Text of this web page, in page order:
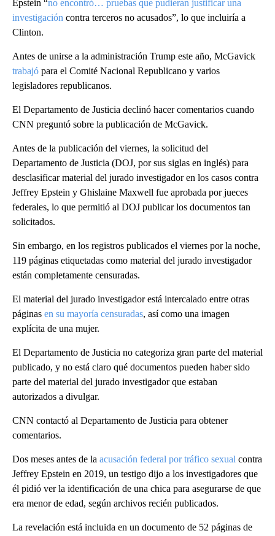
Epstein “no encontró… pruebas que pudieran justificar una
investigación contra terceros no acusados”, lo que incluiría a
Clinton.
Antes de unirse a la administración Trump este año, McGavick
trabajó para el Comité Nacional Republicano y varios
legisladores republicanos.
El Departamento de Justicia declinó hacer comentarios cuando
CNN preguntó sobre la publicación de McGavick.
Antes de la publicación del viernes, la solicitud del
Departamento de Justicia (DOJ, por sus siglas en inglés) para
desclasificar material del jurado investigador en los casos contra
Jeffrey Epstein y Ghislaine Maxwell fue aprobada por jueces
federales, lo que permitió al DOJ publicar los documentos tan
solicitados.
Sin embargo, en los registros publicados el viernes por la noche,
119 páginas etiquetadas como material del jurado investigador
están completamente censuradas.
El material del jurado investigador está intercalado entre otras
páginas en su mayoría censuradas, así como una imagen
explícita de una mujer.
El Departamento de Justicia no categoriza gran parte del material
publicado, y no está claro qué documentos pueden haber sido
parte del material del jurado investigador que estaban
autorizados a divulgar.
CNN contactó al Departamento de Justicia para obtener
comentarios.
Dos meses antes de la acusación federal por tráfico sexual contra
Jeffrey Epstein en 2019, un testigo dijo a los investigadores que
él pidió ver la identificación de una chica para asegurarse de que
era menor de edad, según archivos recién publicados.
La revelación está incluida en un documento de 52 páginas de